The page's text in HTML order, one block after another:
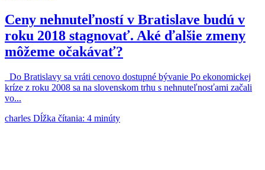
Ceny nehnuteľností v Bratislave budú v
roku 2018 stagnovať. Aké ďalšie zmeny
môžeme očakávať?
Do Bratislavy sa vráti cenovo dostupné bývanie Po ekonomickej
kríze z roku 2008 sa na slovenskom trhu s nehnuteľnosťami začali
vo...
charles Dĺžka čítania: 4 minúty